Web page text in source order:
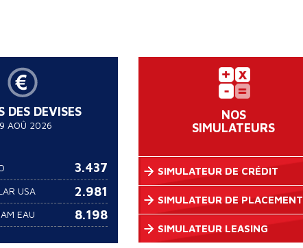
DES DEVISES
AOÛ 2026
3.437
USA 2.981
EAU 8.198
NOS
SIMULATEURS
SIMULATEUR DE CRÉDIT
SIMULATEUR DE PLACEMENT
SIMULATEUR LEASING